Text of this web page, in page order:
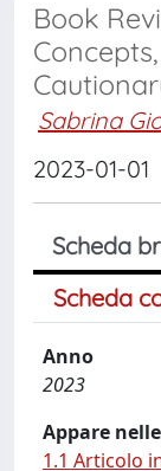
Book
Sabrina
2023-01-01
Scheda
Scheda
Anno
2023
Appare
1.1 Articolo